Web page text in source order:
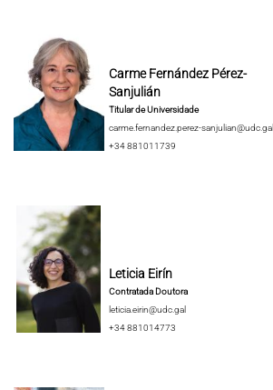
Carme Fernández Pérez-
Sanjulián
Titular de Universidade
carme.fernandez.perez-sanjulian@udc.gal
+34 881011739
Leticia Eirín
Contratada Doutora
leticia.eirin@udc.gal
+34 881014773